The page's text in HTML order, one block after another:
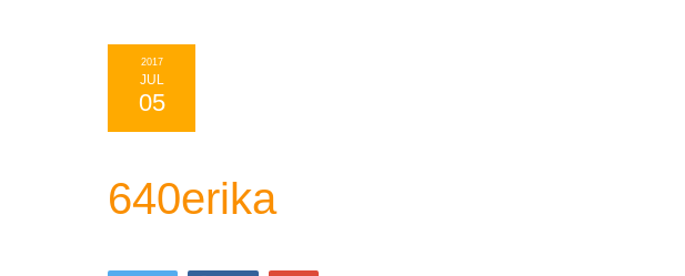
2017
JUL
05
640erika